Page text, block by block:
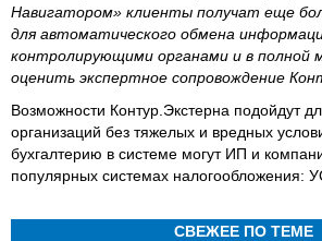
Навигатором» клиенты получат еще
для автоматического обмена
контролирующими органами и в полной
оценить экспертное сопровождение
Возможности Контур.Экстерна подойдут
организаций без тяжелых и вредных
бухгалтерию в системе могут ИП и
популярных системах налогообложения:
СВЕЖЕЕ ПО ТЕМЕ